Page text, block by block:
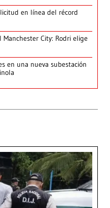
en línea del récord
City: Rodri elige
en una nueva subestación